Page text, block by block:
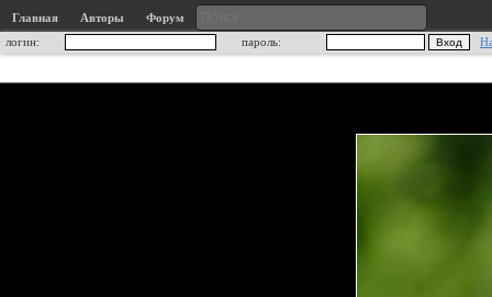
Главная Авторы
Форум
логин:
пароль: